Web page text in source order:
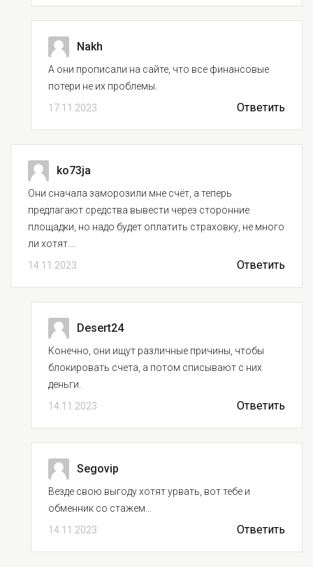
Nakh
А они прописали на сайте, что все финансовые
потери не их проблемы.
17.11.2023
Ответить
ko73ja
Они сначала заморозили мне счёт, а теперь
предлагают средства вывести через сторонние
площадки, но надо будет оплатить страховку, не много
ли хотят….
14.11.2023
Ответить
Desert24
Конечно, они ищут различные причины, чтобы
блокировать счета, а потом списывают с них
деньги.
14.11.2023
Ответить
Segovip
Везде свою выгоду хотят урвать, вот тебе и
обменник со стажем…
14.11.2023
Ответить